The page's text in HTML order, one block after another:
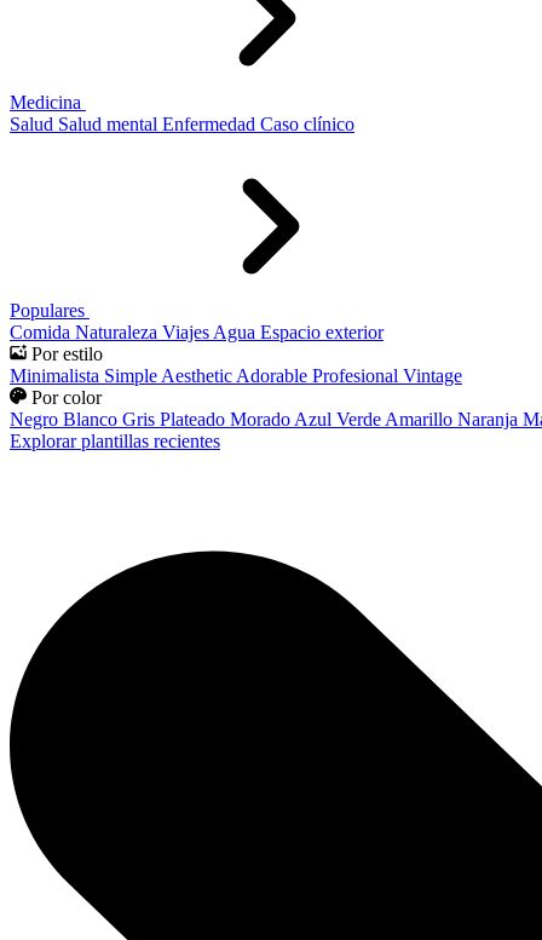
Medicina
Salud Salud mental Enfermedad Caso clínico
Populares
Comida Naturaleza Viajes Agua Espacio exterior
Por estilo
Minimalista Simple Aesthetic Adorable Profesional Vintage
Por color
Negro Blanco Gris Plateado Morado Azul Verde Amarillo Naranja
Explorar plantillas recientes